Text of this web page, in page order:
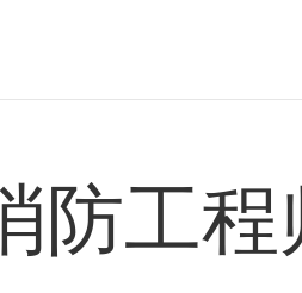
防工